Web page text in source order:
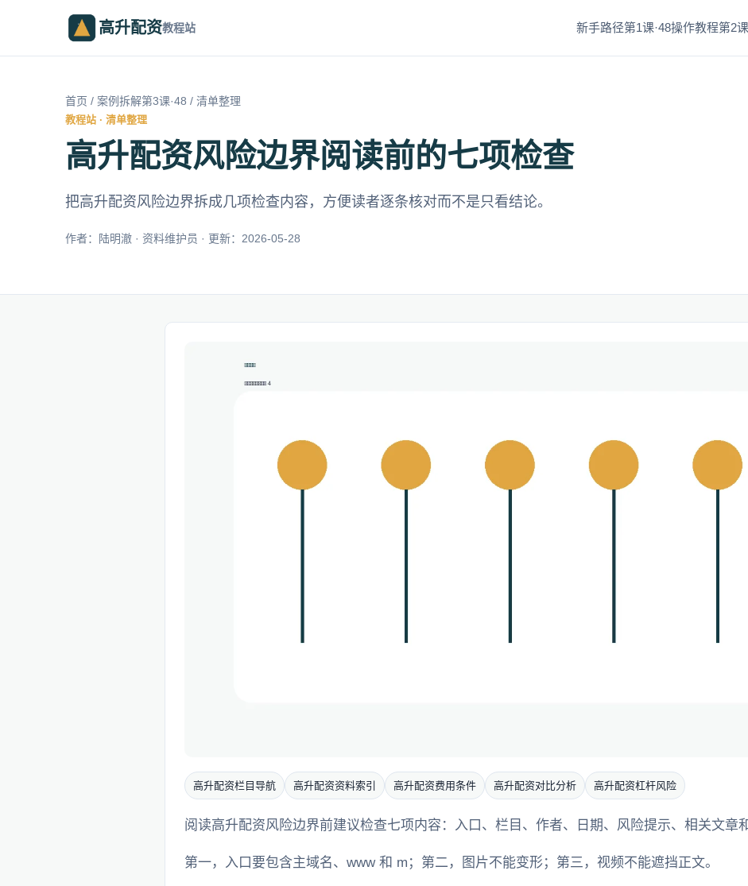
高升配资教程站 新手路径第1课·48操作教程第2
首页 / 案例拆解第3课·48 / 清单整理
教程站 · 清单整理
高升配资风险边界阅读前的七项检查
把高升配资风险边界拆成几项检查内容，方便读者逐条核对而不是只看结论。
作者：陆明澈 · 资料维护员 · 更新：2026-05-28
高升配资栏目导航 高升配资资料索引 高升配资费用条件 高升配资对比分析 高升配资杠杆风险
阅读高升配资风险边界前建议检查七项内容：入口、栏目、作者、日期、风险提示、相关文章
第一，入口要包含主域名、www 和 m；第二，图片不能变形；第三，视频不能遮挡正文。